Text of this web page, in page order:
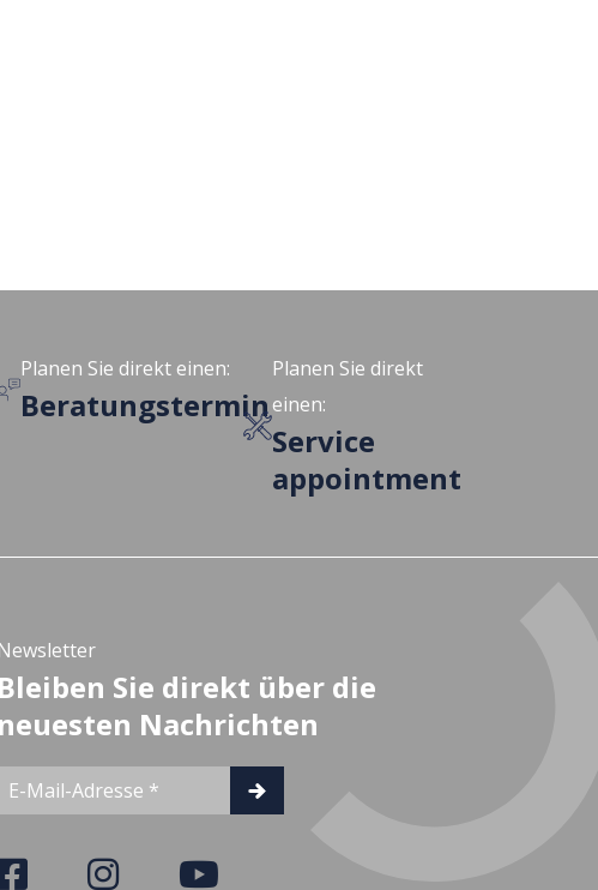
Planen Sie direkt einen:
Beratungstermin
Planen Sie direkt
einen:
Service
appointment
Bleiben Sie direkt über die
neuesten Nachrichten